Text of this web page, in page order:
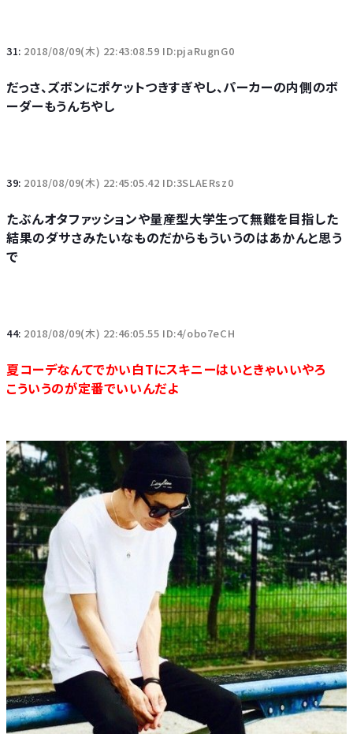
31: 2018/08/09(木) 22:43:08.59 ID:pjaRugnG0
だっさ、ズボンにポケットつきすぎやし、パーカーの内側のボ
ーダーもうんちやし
39: 2018/08/09(木) 22:45:05.42 ID:3SLAERsz0
たぶんオタファッションや量産型大学生って無難を目指した
結果のダサさみたいなものだからもういうのはあかんと思う
で
44: 2018/08/09(木) 22:46:05.55 ID:4/obo7eCH
夏コーデなんてでかい白Tにスキニーはいときゃいいやろ
こういうのが定番でいいんだよ